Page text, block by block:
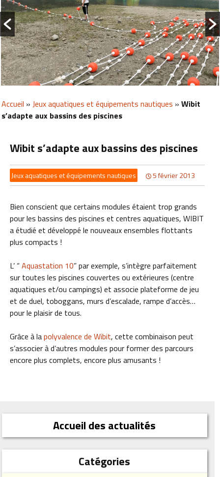
Accueil » Jeux aquatiques et équipements nautiques » Wibit
s’adapte aux bassins des piscines
Wibit s’adapte aux bassins des piscines
Jeux aquatiques et équipements nautiques 5 février 2013
Bien conscient que certains modules étaient trop grands
pour les bassins des piscines et centres aquatiques, WIBIT
a étudié et développé le nouveaux ensembles flottants
plus compacts !
L’ “Aquastation 10” par exemple, s’intègre parfaitement
sur toutes les piscines couvertes ou extérieures (centre
aquatiques et/ou campings) et associe plateforme de jeu
et de duel, toboggans, murs d’escalade, rampe d’accès…
pour le plaisir de tous.
Grâce à lapolyvalence de Wibit, cette combinaison peut
s’associer à d’autres modules pour former des parcours
encore plus complets, encore plus amusants !
Accueil des actualités
Catégories